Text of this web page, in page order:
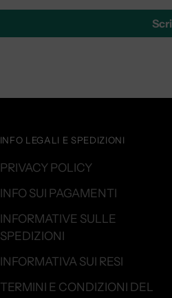
INFO LEGALI E SPEDIZIONI
PRIVACY POLICY
INFO SUI PAGAMENTI
INFORMATIVE SULLE
SPEDIZIONI
INFORMATIVA SUI RESI
TERMINI E CONDIZIONI DEL